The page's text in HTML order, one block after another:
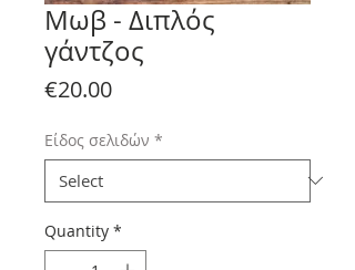
Μωβ - Διπλός
γάντζος
€20.00Price
Είδος σελιδών *
Quantity *